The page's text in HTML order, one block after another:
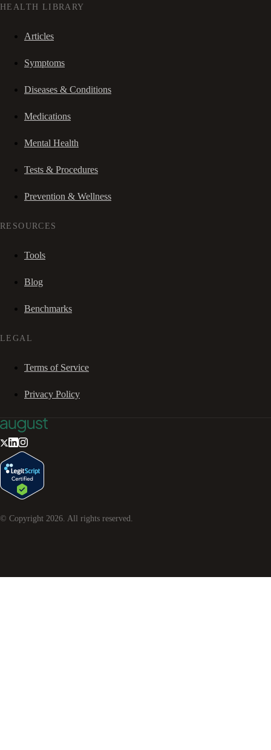
HEALTH LIBRARY
Articles
Symptoms
Diseases & Conditions
Medications
Mental Health
Tests & Procedures
Prevention & Wellness
RESOURCES
Tools
Blog
Benchmarks
LEGAL
Terms of Service
Privacy Policy
© Copyright 2026. All rights reserved.